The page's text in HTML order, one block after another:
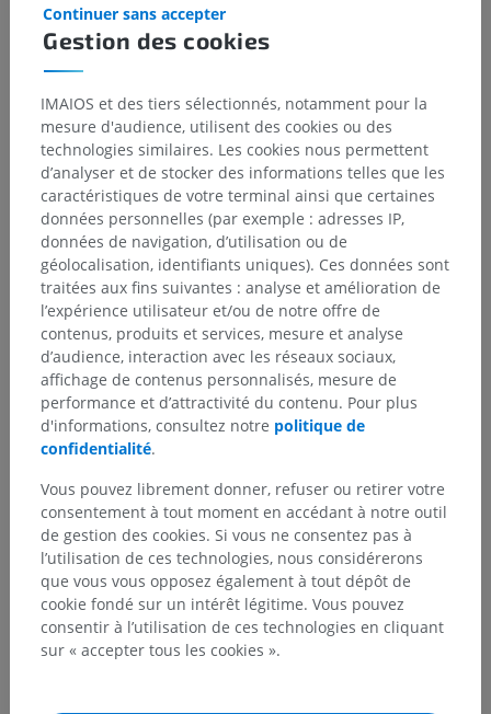
STANDARD COUNTER
IMAIOS apporte une transparence
totale à ses clients en fournissant le
reporting COUNTER 5
Scholarly iQ et IMAIOS ont annoncé aujourd'hui
que les statistiques d'utilisation d'IMAIOS pour la
période de janvier à mars 2020 pour son atlas
atlas d'anatomie vétérinaire, vet-Anatomy sont
maintenant disponibles en utilisant les dernières
normes COUNTER Release 5 (R5) sur
www.imaios.com.
Marina Chane
Gestion des cookies
Continuer sans accepter
IMAIOS et des tiers sélectionnés, notamment pour la
mesure d'audience, utilisent des cookies ou des
technologies similaires. Les cookies nous permettent
d’analyser et de stocker des informations telles que les
caractéristiques de votre terminal ainsi que certaines
données personnelles (par exemple : adresses IP,
données de navigation, d’utilisation ou de
géolocalisation, identifiants uniques). Ces données sont
traitées aux fins suivantes : analyse et amélioration de
l’expérience utilisateur et/ou de notre offre de
contenus, produits et services, mesure et analyse
d’audience, interaction avec les réseaux sociaux,
affichage de contenus personnalisés, mesure de
performance et d’attractivité du contenu. Pour plus
d'informations, consultez notre politique de
confidentialité.
Vous pouvez librement donner, refuser ou retirer votre
consentement à tout moment en accédant à notre outil
de gestion des cookies. Si vous ne consentez pas à
l’utilisation de ces technologies, nous considérerons
que vous vous opposez également à tout dépôt de
cookie fondé sur un intérêt légitime. Vous pouvez
consentir à l’utilisation de ces technologies en cliquant
sur « accepter tous les cookies ».